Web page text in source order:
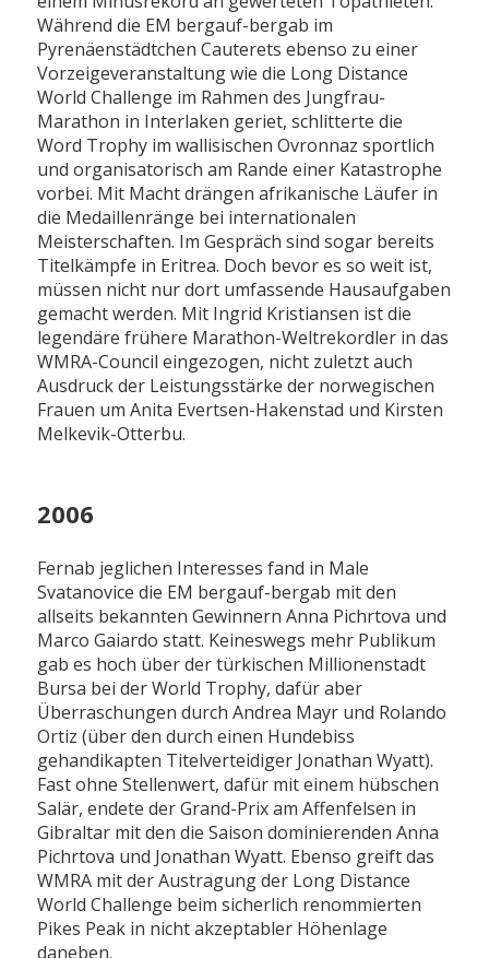
Während die EM bergauf-bergab im
Pyrenäenstädtchen Cauterets ebenso zu einer
Vorzeigeveranstaltung wie die Long Distance
World Challenge im Rahmen des Jungfrau-
Marathon in Interlaken geriet, schlitterte die
Word Trophy im wallisischen Ovronnaz sportlich
und organisatorisch am Rande einer Katastrophe
vorbei. Mit Macht drängen afrikanische Läufer in
die Medaillenränge bei internationalen
Meisterschaften. Im Gespräch sind sogar bereits
Titelkämpfe in Eritrea. Doch bevor es so weit ist,
müssen nicht nur dort umfassende Hausaufgaben
gemacht werden. Mit Ingrid Kristiansen ist die
legendäre frühere Marathon-Weltrekordler in das
WMRA-Council eingezogen, nicht zuletzt auch
Ausdruck der Leistungsstärke der norwegischen
Frauen um Anita Evertsen-Hakenstad und Kirsten
Melkevik-Otterbu.
2006
Fernab jeglichen Interesses fand in Male
Svatanovice die EM bergauf-bergab mit den
allseits bekannten Gewinnern Anna Pichrtova und
Marco Gaiardo statt. Keineswegs mehr Publikum
gab es hoch über der türkischen Millionenstadt
Bursa bei der World Trophy, dafür aber
Überraschungen durch Andrea Mayr und Rolando
Ortiz (über den durch einen Hundebiss
gehandikapten Titelverteidiger Jonathan Wyatt).
Fast ohne Stellenwert, dafür mit einem hübschen
Salär, endete der Grand-Prix am Affenfelsen in
Gibraltar mit den die Saison dominierenden Anna
Pichrtova und Jonathan Wyatt. Ebenso greift das
WMRA mit der Austragung der Long Distance
World Challenge beim sicherlich renommierten
Pikes Peak in nicht akzeptabler Höhenlage
daneben.